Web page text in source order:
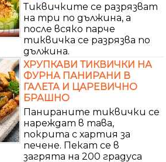
Тиквичките се разрязват
на три по дължина, а
после всяко парче
тиквичка се разрязва по
дължина.
ХРУПКАВИ ТИКВИЧКИ НА
ФУРНА ПАНИРАНИ В
ГАЛЕТА И ЦАРЕВИЧНО
БРАШНО
Панираните тиквички се
нареждат в тава,
покрита с хартия за
печене. Пекат се в
загрята на 200 градуса